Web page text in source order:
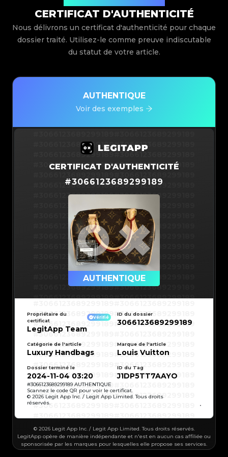
CERTIFICAT D'AUTHENTICITÉ
Nous délivrons un certificat d'authenticité pour chaque
dossier traité. Utilisez-le comme preuve indiscutable
du statut de votre article.
AUTHENTIQUE
Voir des exemples
#3066123689299189#3066123689299189
#3066123689299189#3066123689299189
#3066123689299189#3066123689299189
#3066123689299189#3066123689299189
#3066123689299189#3066123689299189
#3066123689299189#3066123689299189
#3066123689299189#3066123689299189
#3066123689299189#3066123689299189
#3066123689299189#3066123689299189
#3066123689299189#3066123689299189
#3066123689299189#3066123689299189
#3066123689299189#3066123689299189
#3066123689299189#3066123689299189
#3066123689299189#3066123689299189
#3066123689299189
#3066123689299189
#3066123689299189
#3066123689299189
#3066123689299189
#3066123689299189
#3066123689299189
#3066123689299189
#3066123689299189
#3066123689299189
#3066123689299189
#3066123689299189#3066123689299189
#3066123689299189#3066123689299189
#3066123689299189#3066123689299189
#3066123689299189#3066123689299189
#3066123689299189#3066123689299189
#3066123689299189#3066123689299189
CERTIFICAT D'AUTHENTICITÉ
#3066123689299189
AUTHENTIQUE
#3066123689299189
#3066123689299189
#3066123689299189
#3066123689299189
#3066123689299189
#3066123689299189
#3066123689299189
#3066123689299189
#3066123689299189
#3066123689299189
#3066123689299189
#3066123689299189
#3066123689299189
#3066123689299189
#3066123689299189#3066123689299189
#3066123689299189
#3066123689299189#3066123689299189
#3066123689299189#3066123689299189
#3066123689299189#3066123689299189
Propriétaire du
certificat
Vérifié
LegitApp Team
ID du dossier
3066123689299189
Catégorie de l'article
Luxury Handbags
Marque de l'article
Louis Vuitton
Dossier terminé le
2024-11-04 03:20
ID du Tag
J1DP5TT7AAYO
#3066123689299189 AUTHENTIQUE
Scannez le code QR pour voir le certificat.
© 2026 Legit App Inc. / Legit App Limited. Tous droits
réservés.
© 2026 Legit App Inc. / Legit App Limited. Tous droits réservés.
LegitApp opère de manière indépendante et n'est en aucun cas affiliée ou
sponsorisée par les marques pour lesquelles elle propose ses services.